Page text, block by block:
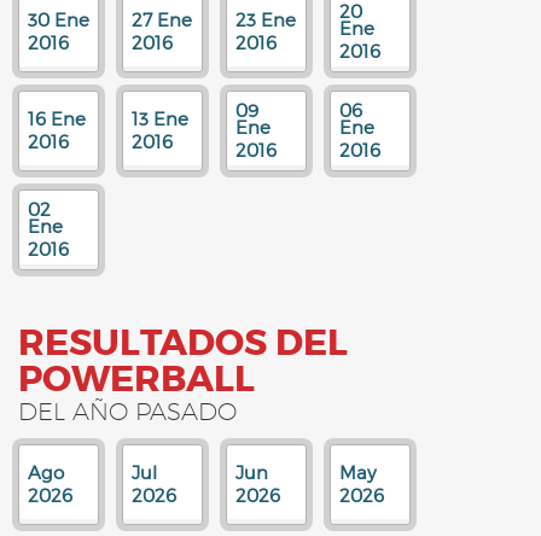
30 Ene
2016
27 Ene
2016
23 Ene
2016
20
Ene
2016
16 Ene
2016
13 Ene
2016
09
Ene
2016
06
Ene
2016
02
Ene
2016
RESULTADOS DEL
POWERBALL
DEL AÑO PASADO
Ago
2026
Jul
2026
Jun
2026
May
2026